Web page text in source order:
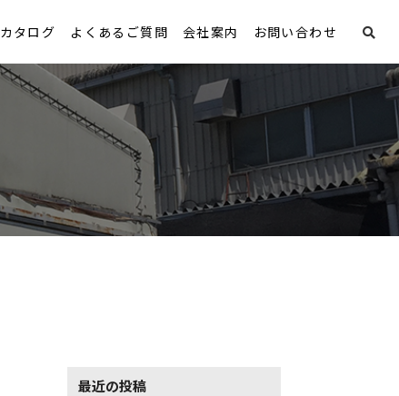
カタログ よくあるご質問 会社案内 お問い合わせ
最近の投稿